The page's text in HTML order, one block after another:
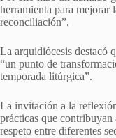
herramienta para mejorar
reconciliación”.
La arquidiócesis destacó
“un punto de
temporada litúrgica”.
La invitación a la
prácticas que
respeto entre diferentes